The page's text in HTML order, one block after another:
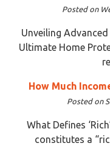
Posted on
Unveiling
Ultimate Home
How Much
Posted on
What Defines
constitutes a